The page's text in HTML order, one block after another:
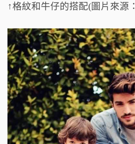
↑格紋和牛仔的搭配(圖片來源：